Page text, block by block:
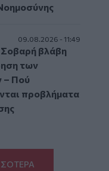
09.08.2026 - 11:49
βλάβη
των
– Πού
προβλήματα